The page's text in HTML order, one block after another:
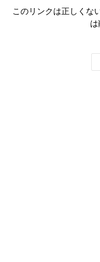
このリンクは正しくな
は